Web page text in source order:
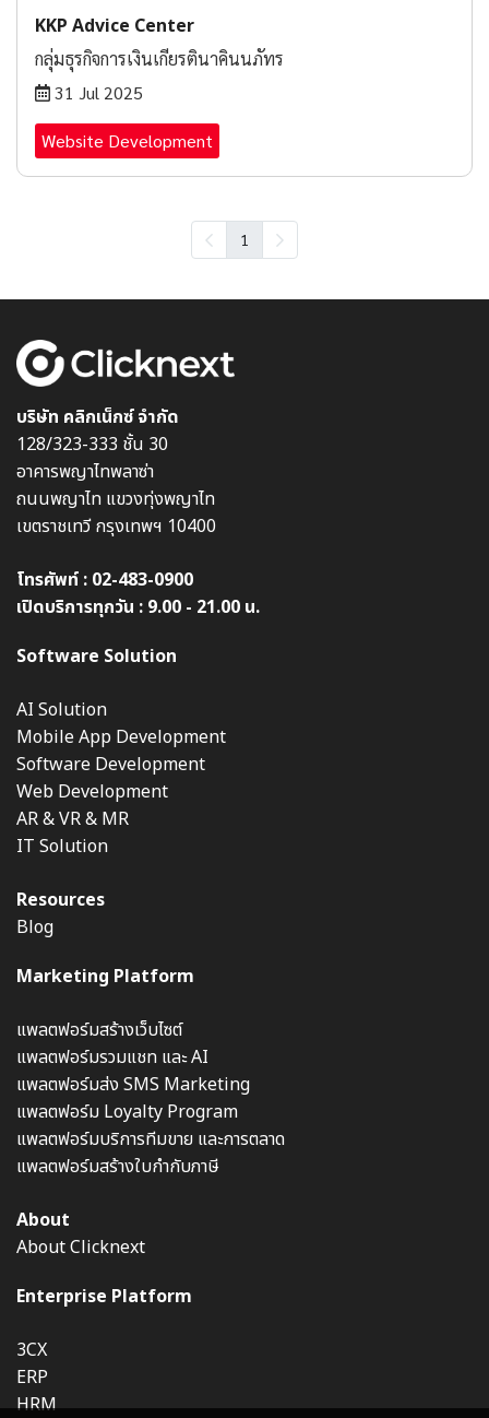
KKP Advice Center
กลุ่มธุรกิจการเงินเกียรตินาคินนภัทร
31 Jul 2025
Website Development
1
บริษัท คลิกเน็กซ์ จำกัด
128/323-333 ชั้น 30
อาคารพญาไทพลาซ่า
ถนนพญาไท แขวงทุ่งพญาไท
เขตราชเทวี กรุงเทพฯ 10400
โทรศัพท์ : 02-483-0900
เปิดบริการทุกวัน : 9.00 - 21.00 น.
Software Solution
AI Solution
Mobile App Development
Software Development
Web Development
AR & VR & MR
IT Solution
Resources
Blog
Marketing Platform
แพลตฟอร์มสร้างเว็บไซต์
แพลตฟอร์มรวมแชท และ AI
แพลตฟอร์มส่ง SMS Marketing
แพลตฟอร์ม Loyalty Program
แพลตฟอร์มบริการทีมขาย และการตลาด
แพลตฟอร์มสร้างใบกำกับภาษี
About
About Clicknext
Enterprise Platform
3CX
ERP
HRM